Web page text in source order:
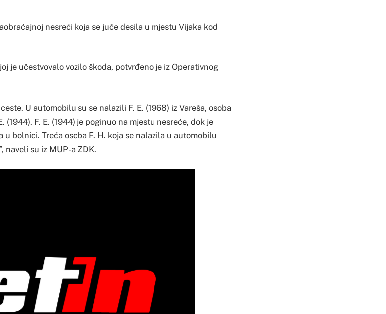
nesreći koja se juče desila u mjestu Vijaka kod
je učestvovalo vozilo škoda, potvrđeno je iz Operativnog
U automobilu su se nalazili F. E. (1968) iz Vareša, osoba
(1944). F. E. (1944) je poginuo na mjestu nesreće, dok je
u bolnici. Treća osoba F. H. koja se nalazila u automobilu
naveli su iz MUP-a ZDK.